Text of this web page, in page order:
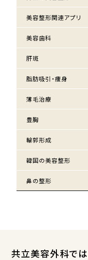
美容整形関連アプリ
美容歯科
肝斑
脂肪吸引・痩身
薄毛治療
豊胸
輪郭形成
韓国の美容整形
鼻の整形
共立美容外科では